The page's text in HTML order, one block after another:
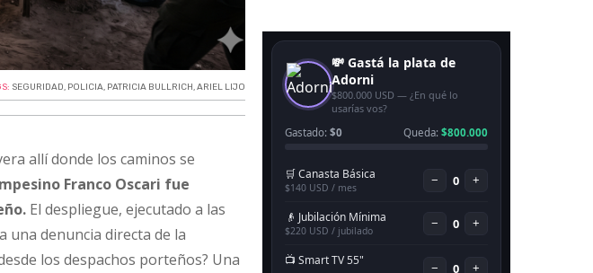
SEGURIDAD, POLICIA, PATRICIA BULLRICH,ARIEL LIJO
allí donde los caminos se
Franco Oscari fue
El despliegue, ejecutado a las
una denuncia directa de la
los despachos porteños? Una